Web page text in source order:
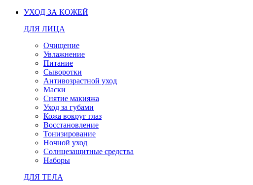
УХОД ЗА КОЖЕЙ
ДЛЯ ЛИЦА
Очищение
Увлажнение
Питание
Сыворотки
Антивозрастной уход
Маски
Снятие макияжа
Уход за губами
Кожа вокруг глаз
Восстановление
Тонизирование
Ночной уход
Солнцезащитные средства
Наборы
ДЛЯ ТЕЛА